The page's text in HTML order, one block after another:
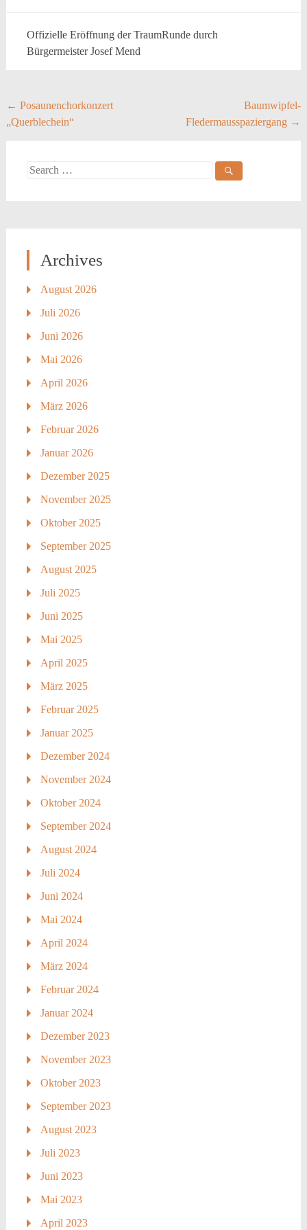
Offizielle Eröffnung der TraumRunde durch
Bürgermeister Josef Mend
Post
navigation
← Posaunenchorkonzert
„Querblechein“
Baumwipfel-
Fledermausspaziergang →
Search
Archives
August 2026
Juli 2026
Juni 2026
Mai 2026
April 2026
März 2026
Februar 2026
Januar 2026
Dezember 2025
November 2025
Oktober 2025
September 2025
August 2025
Juli 2025
Juni 2025
Mai 2025
April 2025
März 2025
Februar 2025
Januar 2025
Dezember 2024
November 2024
Oktober 2024
September 2024
August 2024
Juli 2024
Juni 2024
Mai 2024
April 2024
März 2024
Februar 2024
Januar 2024
Dezember 2023
November 2023
Oktober 2023
September 2023
August 2023
Juli 2023
Juni 2023
Mai 2023
April 2023